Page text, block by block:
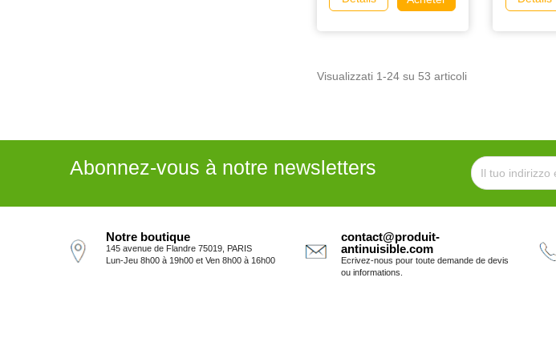
Visualizzati 1-24 su 53 articoli
Abonnez-vous à notre newsletters
Notre boutique
145 avenue de Flandre 75019, PARIS
Lun-Jeu 8h00 à 19h00 et Ven 8h00 à 16h00
contact@produit-
antinuisible.com
Ecrivez-nous pour toute demande de devis
ou informations.